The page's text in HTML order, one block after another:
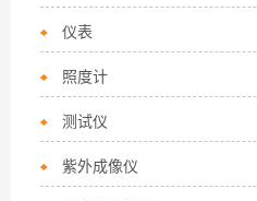
仪表
照度计
测试仪
紫外成像仪